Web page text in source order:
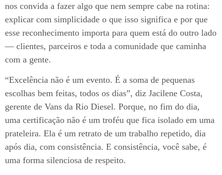
nos convida a fazer algo que nem sempre cabe na rotina:
explicar com simplicidade o que isso significa e por que
esse reconhecimento importa para quem está do outro lado
— clientes, parceiros e toda a comunidade que caminha
com a gente.
“Excelência não é um evento. É a soma de pequenas
escolhas bem feitas, todos os dias”, diz Jacilene Costa,
gerente de Vans da Rio Diesel. Porque, no fim do dia,
uma certificação não é um troféu que fica isolado em uma
prateleira. Ela é um retrato de um trabalho repetido, dia
após dia, com consistência. E consistência, você sabe, é
uma forma silenciosa de respeito.